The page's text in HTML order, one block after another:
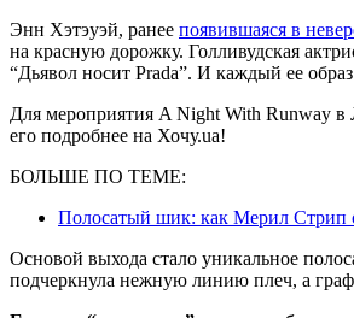
Энн Хэтэуэй, ранее появившаяся в
на красную дорожку. Голливудская
“Дьявол носит Prada”. И каждый ее
Для мероприятия A Night With Runway
его подробнее на Хочу.ua!
БОЛЬШЕ ПО ТЕМЕ:
Полосатый шик: как Мерил Стрип
Основой выхода стало уникальное
подчеркнула нежную линию плеч, а